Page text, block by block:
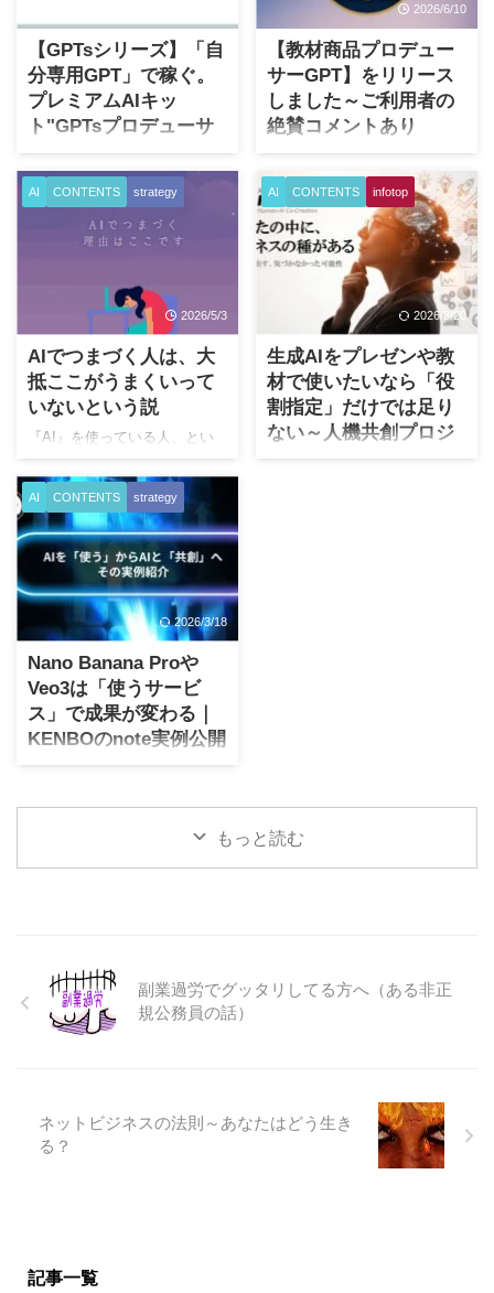
【GPTsシリーズ】「自
分専用GPT」で稼ぐ。
プレミアムAIキッ
ト"GPTsプロデューサ
ーPro"を公開しました
生成AIを使う人は、ここ数年
で一気に増えました。特に
ChatGPTを試したことがある
人は、なんだかんだで生成AI
い。 ただ、実際に話を聞いて
いると、「少し触ってみた」
「便利そうなのはわかった」
「でも、仕事や副業にどう使
えばよいかわからない」とい
うところで止まっている人が
多い印象があります。 普通の
ChatGPTは、たしかに便利で
す。文章も作れますし、相談
にも乗ってくれます。Gemini
でもClaudeでもその点はお互
い競争していて、どれがベス
トかは日替わりで違うといっ
てよいくらいで ...
2026/6/10
【教材商品プロデュー
サーGPT】をリリース
しました～ご利用者の
絶賛コメントあり
（HACC追加特典５）
はじめに 人機共創プロジェク
ト HACCの追加特典第5弾とし
て、「教材商品プロデューサ
ーGPT」をこっそりと提供開
始しました。（本記事投稿時
点ではHACCご購入者のみが利
用可能です。 またHACCご購
入者へはメンバーサイトへの
案内を個別に告知済です。）
こいつは人によって超便利
で、且つ超強力な助っ人にな
ると自負しております。思う
に、ChatGPTの現時点での集
AI CONTENTS strategy
2026/5/3
AIでつまづく人は、大
抵ここがうまくいって
いないという説
『AI』を使っている人、とい
う括りにおいても・ガンガン
思い通りに使っている・使い
方がイマイチよくわからない
とこの間には、さまざまにグ
ラデーションがあるかと思い
ます。 また使っていない人に
おいても、・AIの言うことに
指示されたくない・使いたい
けどイマイチわからないと、
敬遠している人の間にもグラ
デーションがあります。 ここ
では、AIをそこそこ使ってい
ると思っている人でも実はう
事するとき、頼み事をすると
きの「3ステップ」 これ、けん
AI CONTENTS infotop
2026/3/20
生成AIをプレゼンや教
材で使いたいなら「役
割指定」だけでは足り
ない～人機共創プロジ
ェクト HACC追加特典
必要はまったくありません。
会社での資料作成、例えば顧
AI CONTENTS strategy
2026/3/18
Nano Banana Proや
Veo3は「使うサービ
ス」で成果が変わる｜
KENBOのnote実例公開
生成AIの話になると、どうし
ちろんそれも大事なのです
で、整理のしやすさも、仕上
がりも、実務への落とし込み
やすさもかなり変わるからで
某学校でのAI学科学生向け
に、Nano Banana ProやVEO3
もっと読む
副業過労でグッタリしてる方へ（ある非正
規公務員の話）
ネットビジネスの法則～あなたはどう生き
る？
記事一覧